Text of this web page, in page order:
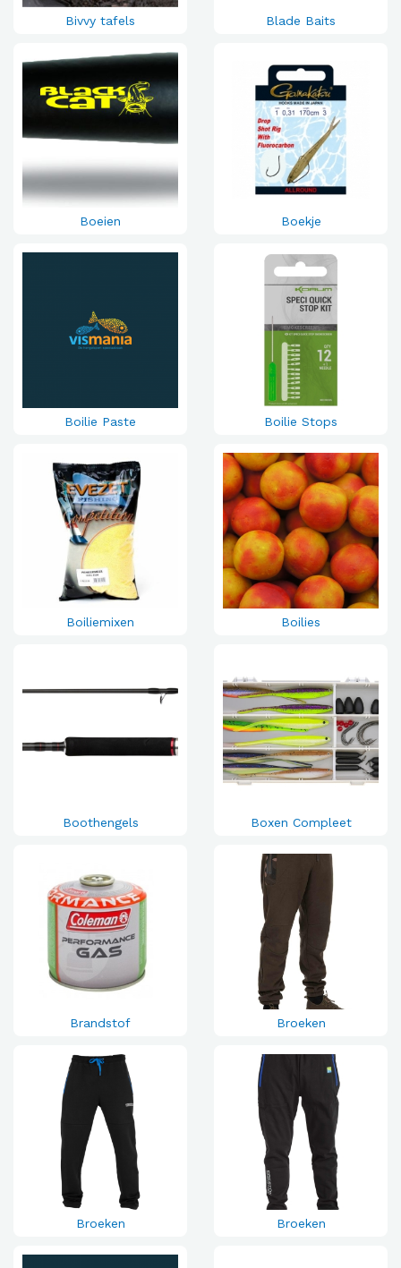
Bivvy tafels Blade Baits
Boeien Boekje
Boilie Paste Boilie Stops
Boiliemixen Boilies
Boothengels Boxen Compleet
Brandstof Broeken
Broeken Broeken